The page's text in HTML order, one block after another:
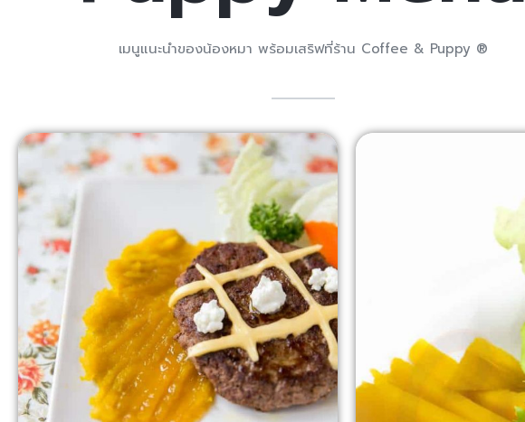
เมนูแนะนำของน้องหมา พร้อมเสริฟที่ร้าน Coffee & Puppy ®